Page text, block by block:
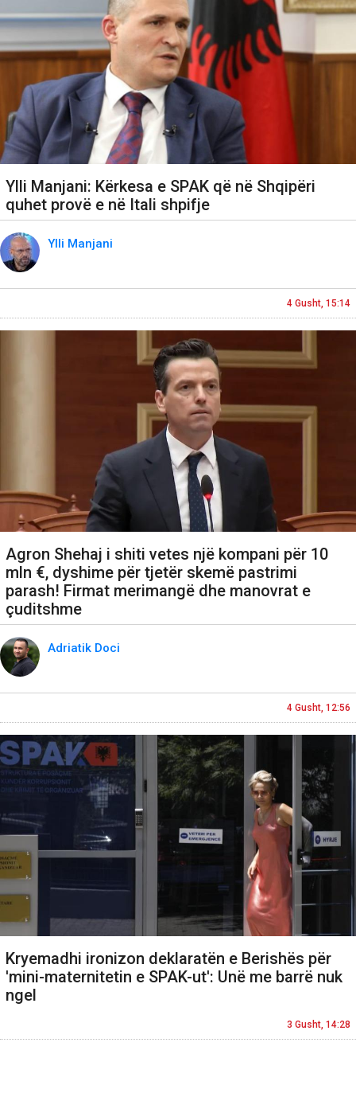
Ylli Manjani: Kërkesa e SPAK që në Shqipëri
quhet provë e në Itali shpifje
Ylli Manjani
4 Gusht, 15:14
Agron Shehaj i shiti vetes një kompani për 10
mln €, dyshime për tjetër skemë pastrimi
parash! Firmat merimangë dhe manovrat e
çuditshme
Adriatik Doci
4 Gusht, 12:56
Kryemadhi ironizon deklaratën e Berishës për
'mini-maternitetin e SPAK-ut': Unë me barrë nuk
ngel
3 Gusht, 14:28